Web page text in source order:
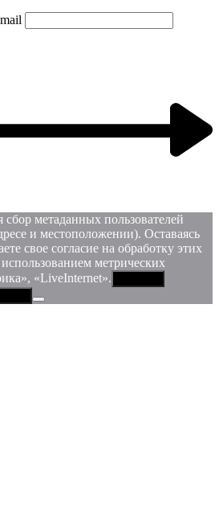
сбор метаданных пользователей
и местоположении). Оставаясь
свое согласие на обработку этих
метрических
«LiveInternet».